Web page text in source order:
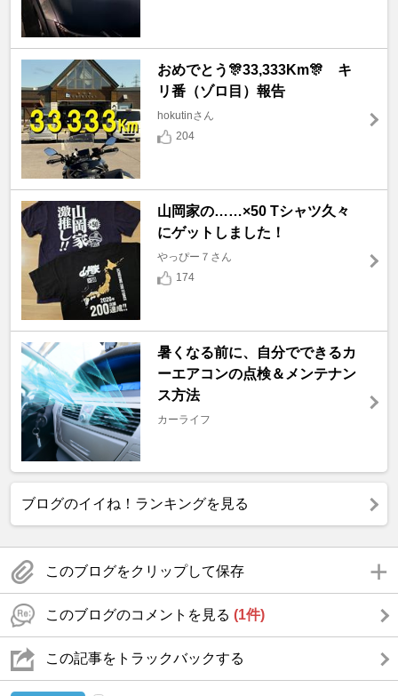
おめでとう🎊33,333Km🎊 キ
リ番（ゾロ目）報告
hokutinさん
204
山岡家の……×50 Tシャツ久々
にゲットしました！
やっぴー７さん
174
暑くなる前に、自分でできるカ
ーエアコンの点検＆メンテナン
ス方法
カーライフ
ブログのイイね！ランキングを見る
このブログをクリップして保存
このブログのコメントを見る (1件)
この記事をトラックバックする